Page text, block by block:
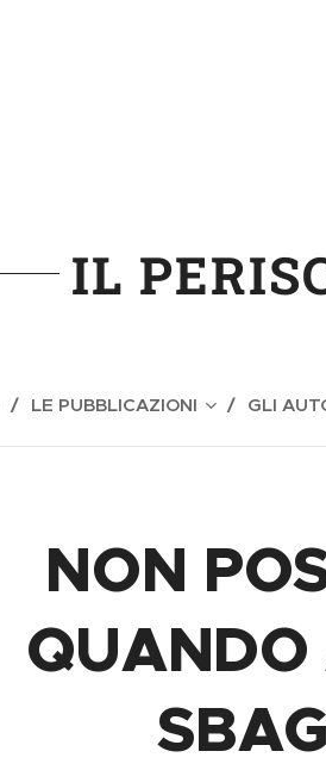
IL
LE PUBBLICAZIONI GLI
NON
QUANDO